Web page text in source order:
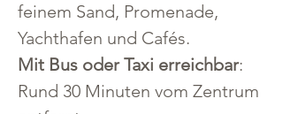
feinem Sand, Promenade,
Yachthafen und Cafés.
Mit Bus oder Taxi erreichbar:
Rund 30 Minuten vom Zentrum